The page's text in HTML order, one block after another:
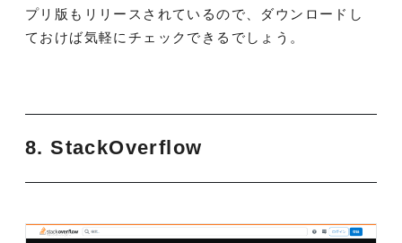
プリ版もリリースされているので、ダウンロードし
ておけば気軽にチェックできるでしょう。
8. StackOverflow